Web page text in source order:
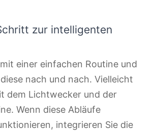
zur intelligenten
einer einfachen Routine und
nach und nach. Vielleicht
dem Lichtwecker und der
Wenn diese Abläufe
integrieren Sie die